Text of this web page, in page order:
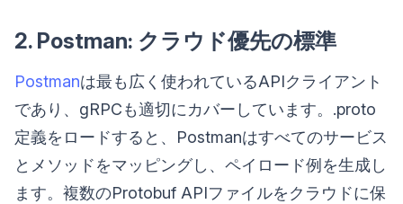
2. Postman: クラウド優先の標準
Postmanは最も広く使われているAPIクライアント
であり、gRPCも適切にカバーしています。.proto
定義をロードすると、Postmanはすべてのサービス
とメソッドをマッピングし、ペイロード例を生成し
ます。複数のProtobuf APIファイルをクラウドに保